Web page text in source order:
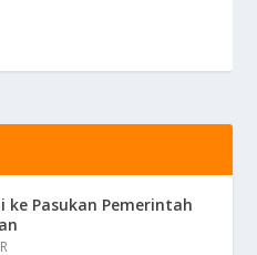
ke Pasukan Pemerintah